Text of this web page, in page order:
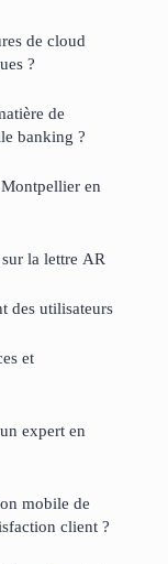
de cloud
?
de
banking ?
en
la lettre AR
des utilisateurs
et
expert en
mobile de
client ?